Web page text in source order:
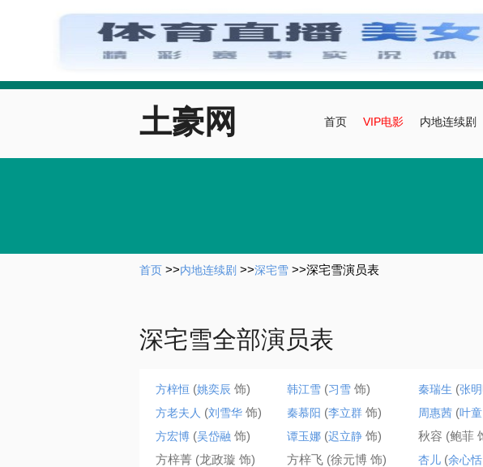
土豪网 首页 VIP电影 内地连续剧
首页 >>内地连续剧 >>深宅雪 >>深宅雪演员表
深宅雪全部演员表
方梓恒 (姚奕辰 饰) 韩江雪 (习雪 饰) 秦瑞生 (张
方老夫人 (刘雪华 饰) 秦慕阳 (李立群 饰) 周惠茜 (叶童
方宏博 (吴岱融 饰) 谭玉娜 (迟立静 饰) 秋容 (鲍菲
方梓菁 (龙政璇 饰)
方梓飞 (徐元博 饰) 杏儿 (余心恬